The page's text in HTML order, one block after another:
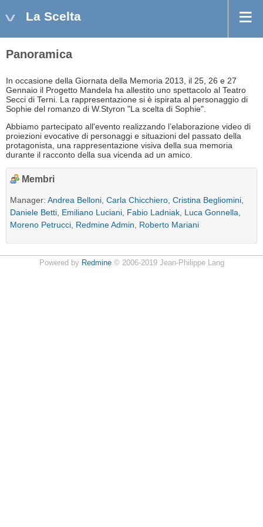
La Scelta
Panoramica
In occasione della Giornata della Memoria 2013, il 25, 26 e 27
Gennaio il Progetto Mandela ha allestito uno spettacolo al Teatro
Secci di Terni. La rappresentazione si è ispirata al personaggio di
Sophie del romanzo di W.Styron "La scelta di Sophie".
Abbiamo partecipato all'evento realizzando l’elaborazione video di
proiezioni evocative di personaggi e situazioni del passato della
protagonista, una rappresentazione visiva della sua memoria
durante il racconto della sua vicenda ad un amico.
Membri
Manager: Andrea Belloni, Carla Chicchiero, Cristina Begliomini,
Daniele Betti, Emiliano Luciani, Fabio Ladniak, Luca Gonnella,
Moreno Petrucci, Redmine Admin, Roberto Mariani
Powered by Redmine© 2006-2019 Jean-Philippe Lang